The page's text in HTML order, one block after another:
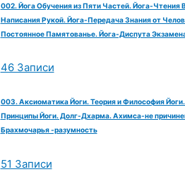
002. Йога Обучения из Пяти Частей. Йога-Чтения
Написания Рукой. Йога-Передача Знания от
Постоянное Памятованье. Йога-Диспута
46 Записи
003. Аксиоматика Йоги. Теория и Философия
Принципы Йоги. Долг-Дхарма. Ахимса-не
Брахмочарья -разумность
51 Записи